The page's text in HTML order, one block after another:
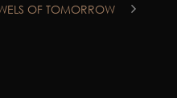
OF TOMORROW